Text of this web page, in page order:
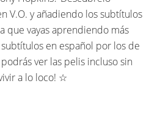
V.O. y añadiendo los subtítulos
que vayas aprendiendo más
en español por los de
ver las pelis incluso sin
a lo loco! ☆